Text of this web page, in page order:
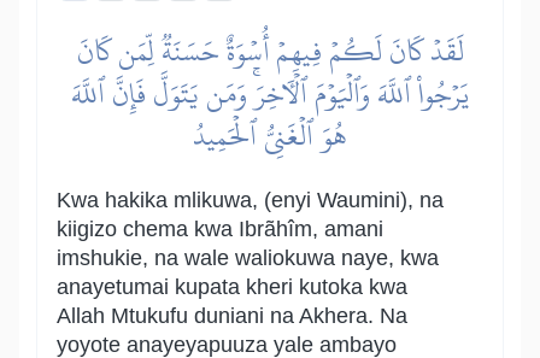
لَقَدۡ كَانَ لَكُمۡ فِيهِمۡ أُسۡوَةٌ حَسَنَةٞ لِّمَن كَانَ
يَرۡجُواْ ٱللَّهَ وَٱلۡيَوۡمَ ٱلۡأٓخِرَۚ وَمَن يَتَوَلَّ فَإِنَّ ٱللَّهَ
هُوَ ٱلۡغَنِيُّ ٱلۡحَمِيدُ
Kwa hakika mlikuwa, (enyi Waumini), na
kiigizo chema kwa Ibrãhîm, amani
imshukie, na wale waliokuwa naye, kwa
anayetumai kupata kheri kutoka kwa
Allah Mtukufu duniani na Akhera. Na
yoyote anayeyapuuza yale ambayo